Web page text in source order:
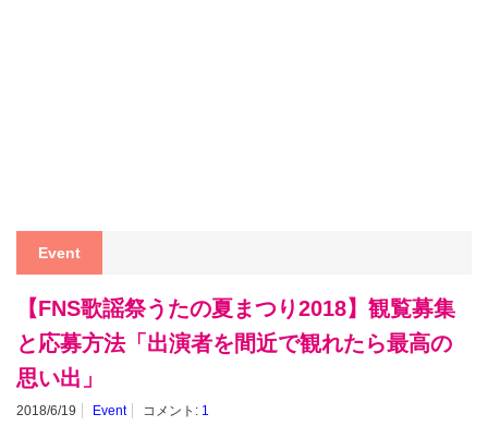
Event
【FNS歌謡祭うたの夏まつり2018】観覧募集
と応募方法「出演者を間近で観れたら最高の
思い出」
2018/6/19 Event コメント: 1